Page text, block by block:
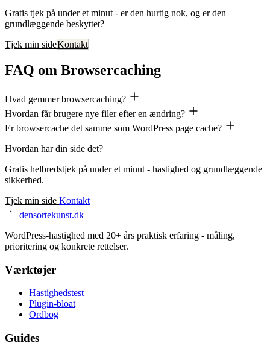
Gratis tjek på under et minut - er den hurtig nok, og er den
grundlæggende beskyttet?
Tjek min sideKontakt
FAQ om Browsercaching
Hvad gemmer browsercaching?
Hvordan får brugere nye filer efter en ændring?
Er browsercache det samme som WordPress page cache?
Hvordan har din side det?
Gratis helbredstjek på under et minut - hastighed og grundlæggende
sikkerhed.
Tjek min side Kontakt
densortekunst.dk
WordPress-hastighed med 20+ års praktisk erfaring - måling,
prioritering og konkrete rettelser.
Værktøjer
Hastighedstest
Plugin-bloat
Ordbog
Guides